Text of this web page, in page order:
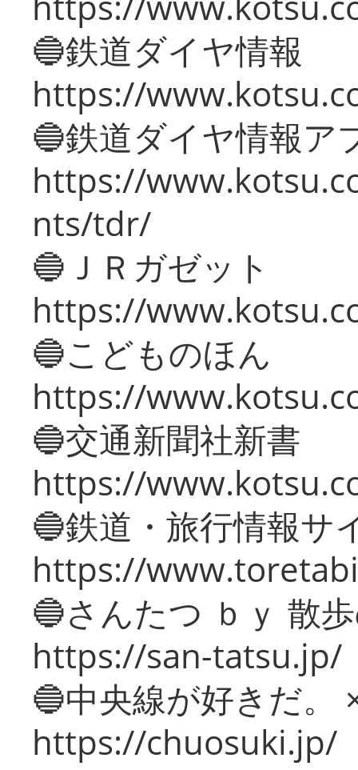
🔵鉄道ダイヤ情報
https://
🔵鉄道ダイヤ情報ア
https://
nts/tdr/
🔵ＪＲガゼット
https://
🔵こどものほん
https://
🔵交通新聞社新書
https://
🔵鉄道・旅行情報サ
https://
🔵さんたつ ｂｙ 散
https://san-tatsu.jp/
🔵中央線が好きだ。
https://chuosuki.jp/